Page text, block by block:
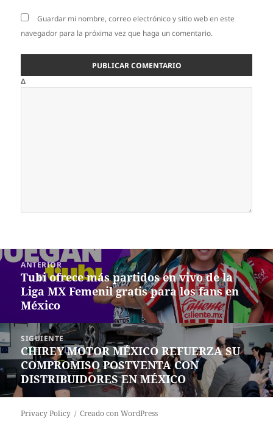
Guardar mi nombre, correo electrónico y sitio web en este
navegador para la próxima vez que haga un comentario.
Δ
Navegación
entradas
ANTERIOR
Entrada
anterior:
Tubi ofrece más partidos en vivo de la
Liga MX Femenil gratis para los fans en
México
SIGUIENTE
Siguiente
entrada:
CHIREY MOTOR MÉXICO REFUERZA SU
COMPROMISO POSTVENTA CON
DISTRIBUIDORES EN MÉXICO
Privacy Policy Creado con WordPress